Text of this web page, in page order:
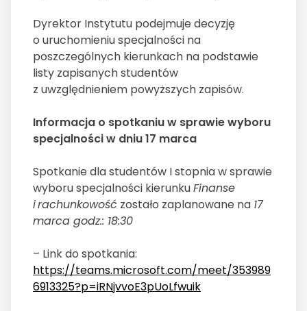
Dyrektor Instytutu podejmuje decyzję
o uruchomieniu specjalności na
poszczególnych kierunkach na podstawie
listy zapisanych studentów
z uwzględnieniem powyższych zapisów.
Informacja o spotkaniu w sprawie wyboru
specjalności w dniu 17 marca
Spotkanie dla studentów I stopnia w sprawie
wyboru specjalności kierunkuFinanse
irachunkowość zostało zaplanowane na 17
marca godz.: 18:30
– Link do spotkania:
https://teams.microsoft.com/meet/353989
6913325?p=iRNjvvoE3pUoLfwuik